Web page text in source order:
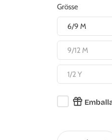
Grösse
6/9 M
9/12 M
1/2 Y